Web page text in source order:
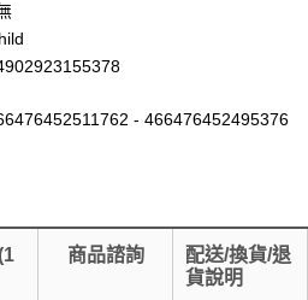
- 466476452495376
1
商品諮詢
配送/換貨/退
貨說明